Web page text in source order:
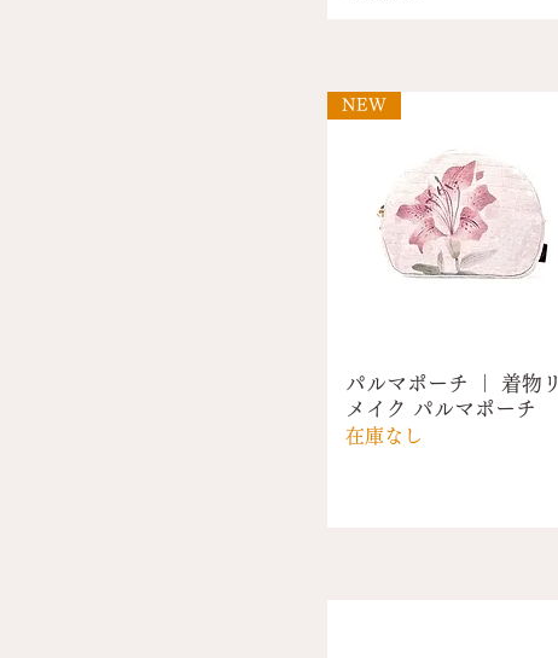
NEW
パルマポーチ ｜ 着物リ
メイク パルマポーチ
在庫なし